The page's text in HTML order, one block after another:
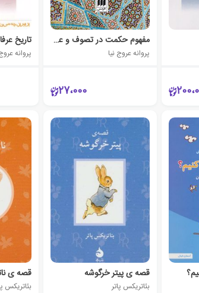
مفهوم حکمت در تصوف و عرفان اسلامی
پروانه عروج نیا
27،000
پروانه
قصه ی پیتر خرگوشه
بئاتریکس پاتر
قصه ی
بئاتریکس